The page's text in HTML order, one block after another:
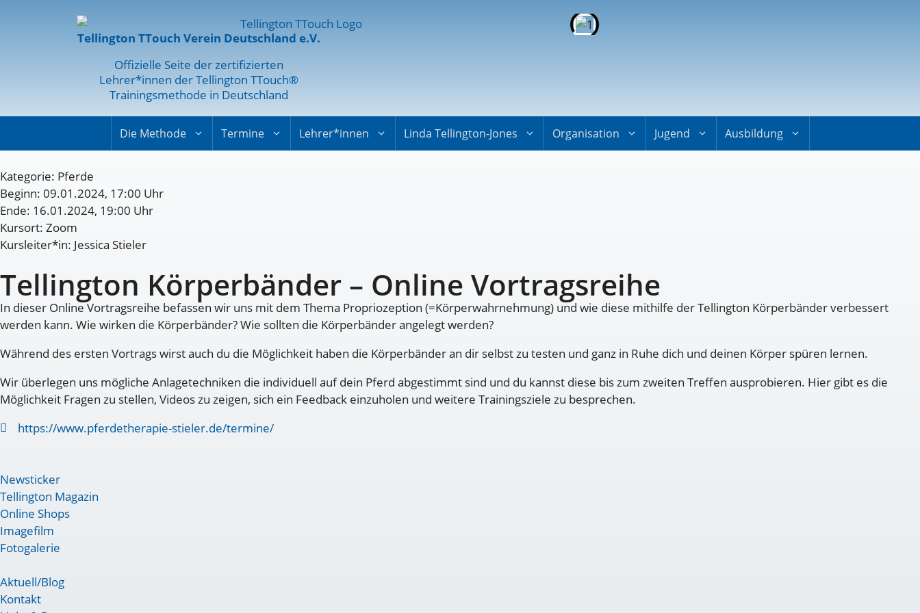
Tellington TTouch Verein Deutschland e.V.
Offizielle Seite der zertifizierten
Lehrer*innen der Tellington TTouch®
Trainingsmethode in Deutschland
Die Methode Termine Lehrer*innen Linda Tellington-Jones Organisation Jugend Ausbildung
Kategorie: Pferde
Beginn: 09.01.2024, 17:00 Uhr
Ende: 16.01.2024, 19:00 Uhr
Kursort: Zoom
Kursleiter*in: Jessica Stieler
Tellington Körperbänder – Online Vortragsreihe
In dieser Online Vortragsreihe befassen wir uns mit dem Thema Propriozeption (=Körperwahrnehmung) und wie diese mithilfe der Tellington Körperbänder verbessert
werden kann. Wie wirken die Körperbänder? Wie sollten die Körperbänder angelegt werden?
Während des ersten Vortrags wirst auch du die Möglichkeit haben die Körperbänder an dir selbst zu testen und ganz in Ruhe dich und deinen Körper spüren lernen.
Wir überlegen uns mögliche Anlagetechniken die individuell auf dein Pferd abgestimmt sind und du kannst diese bis zum zweiten Treffen ausprobieren. Hier gibt es die
Möglichkeit Fragen zu stellen, Videos zu zeigen, sich ein Feedback einzuholen und weitere Trainingsziele zu besprechen.
https://www.pferdetherapie-stieler.de/termine/
Newsticker
Tellington Magazin
Online Shops
Imagefilm
Fotogalerie
Aktuell/Blog
Kontakt